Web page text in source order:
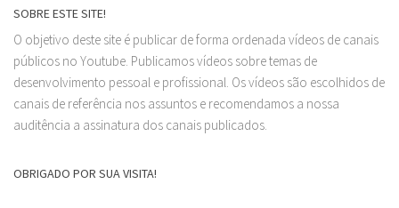
SOBRE ESTE SITE!
O objetivo deste site é publicar de forma ordenada vídeos de canais
públicos no Youtube. Publicamos vídeos sobre temas de
desenvolvimento pessoal e profissional. Os vídeos são escolhidos de
canais de referência nos assuntos e recomendamos a nossa
auditência a assinatura dos canais publicados.
OBRIGADO POR SUA VISITA!